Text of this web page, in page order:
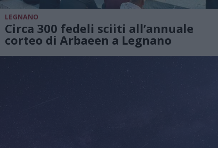
LEGNANO
Circa 300 fedeli sciiti all’annuale
corteo di Arbaeen a Legnano